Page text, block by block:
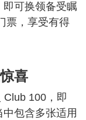
可换领备受瞩
票，享受有得
喜
Club 100，即
包含多张适用